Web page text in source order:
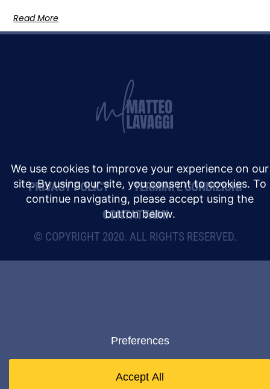
Read More
PRIVACY POLICY
TERMINI E CONDIZIONI
CONTATTAMI
© COPYRIGHT 2020. ALL RIGHTS RESERVED.